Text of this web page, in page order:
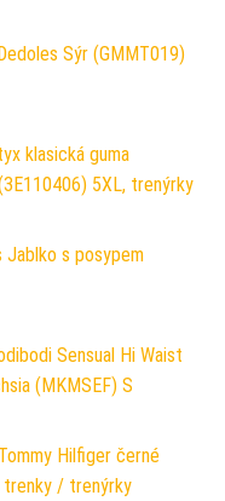
Sýr (GMMT019)
klasická guma
5XL, trenýrky
Jablko s posypem
Sensual Hi Waist
(MKMSEF) S
Hilfiger černé
trenky / trenýrky